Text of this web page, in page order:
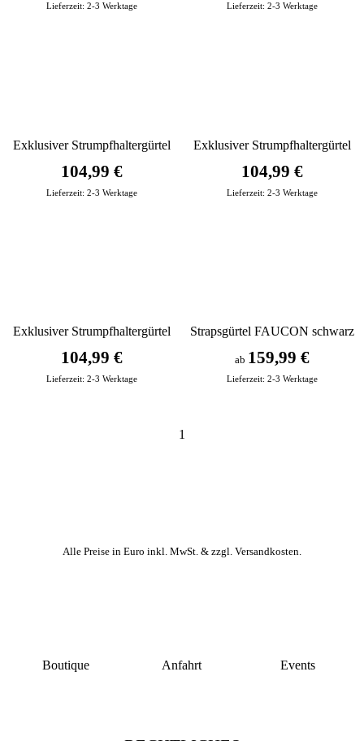
Lieferzeit: 2-3 Werktage Lieferzeit: 2-3 Werktage
Exklusiver Strumpfhaltergürtel
104,99 €
Lieferzeit: 2-3 Werktage
Exklusiver Strumpfhaltergürtel
104,99 €
Lieferzeit: 2-3 Werktage
Exklusiver Strumpfhaltergürtel
104,99 €
Lieferzeit: 2-3 Werktage
Strapsgürtel FAUCON schwarz
ab 159,99 €
Lieferzeit: 2-3 Werktage
1
Alle Preise in Euro inkl. MwSt. & zzgl. Versandkosten
Boutique Anfahrt Events